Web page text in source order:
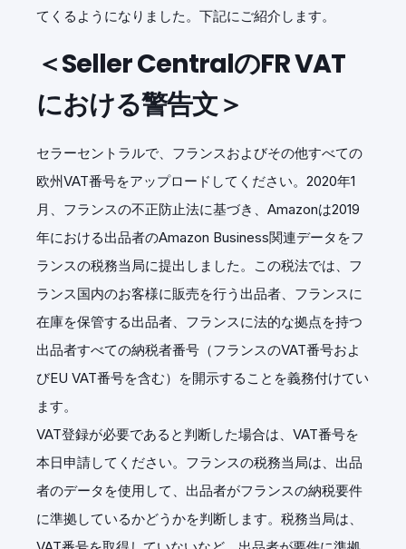
てくるようになりました。下記にご紹介します。
＜Seller CentralのFR VAT
における警告文＞
セラーセントラルで、フランスおよびその他すべての
欧州VAT番号をアップロードしてください。2020年1
月、フランスの不正防止法に基づき、Amazonは2019
年における出品者のAmazon Business関連データをフ
ランスの税務当局に提出しました。この税法では、フ
ランス国内のお客様に販売を行う出品者、フランスに
在庫を保管する出品者、フランスに法的な拠点を持つ
出品者すべての納税者番号（フランスのVAT番号およ
びEU VAT番号を含む）を開示することを義務付けてい
ます。
VAT登録が必要であると判断した場合は、VAT番号を
本日申請してください。フランスの税務当局は、出品
者のデータを使用して、出品者がフランスの納税要件
に準拠しているかどうかを判断します。税務当局は、